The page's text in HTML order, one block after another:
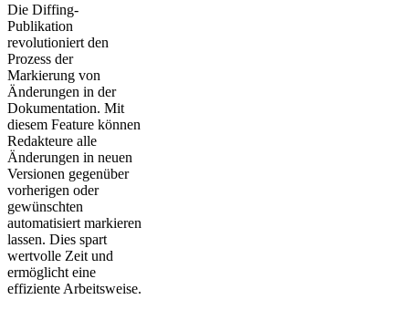
Die Diffing-
Publikation
revolutioniert den
Prozess der
Markierung von
Änderungen in der
Dokumentation. Mit
diesem Feature können
Redakteure alle
Änderungen in neuen
Versionen gegenüber
vorherigen oder
gewünschten
automatisiert markieren
lassen. Dies spart
wertvolle Zeit und
ermöglicht eine
effiziente Arbeitsweise.